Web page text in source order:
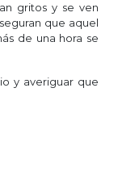
gritos y se ven
que aquel
de una hora se
y averiguar que